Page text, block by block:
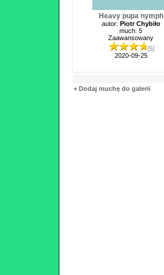
Heavy pupa nymph
autor: Piotr Chybiło
much: 5
Zaawansowany
[5]
2020-09-25
+ Dodaj muchę do galerii